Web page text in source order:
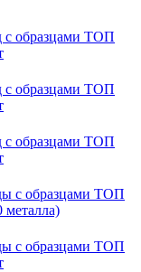
с образцами ТОП
с образцами ТОП
с образцами ТОП
с образцами ТОП
металла)
с образцами ТОП